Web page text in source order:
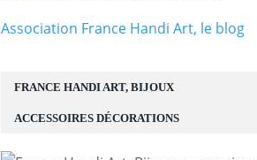
FRANCE HANDI ART, BIJOUX
ACCESSOIRES DÉCORATIONS
Association France Handi Art, le blog